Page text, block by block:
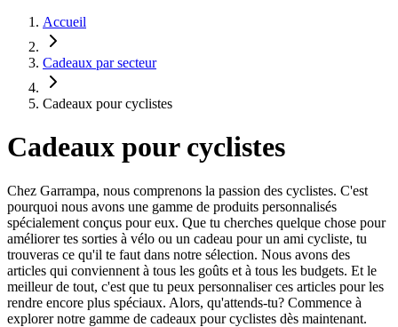
Accueil
Cadeaux par secteur
Cadeaux pour cyclistes
Cadeaux pour cyclistes
Chez Garrampa, nous comprenons la passion des cyclistes. C'est
pourquoi nous avons une gamme de produits personnalisés
spécialement conçus pour eux. Que tu cherches quelque chose pour
améliorer tes sorties à vélo ou un cadeau pour un ami cycliste, tu
trouveras ce qu'il te faut dans notre sélection. Nous avons des
articles qui conviennent à tous les goûts et à tous les budgets. Et le
meilleur de tout, c'est que tu peux personnaliser ces articles pour les
rendre encore plus spéciaux. Alors, qu'attends-tu? Commence à
explorer notre gamme de cadeaux pour cyclistes dès maintenant.